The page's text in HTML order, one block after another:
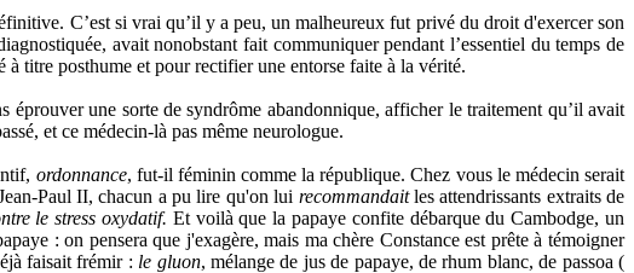
C’est si vrai qu’il y a peu, un malheureux fut privé du droit d'exercer son
avait nonobstant fait communiquer pendant l’essentiel du temps de
titre posthume et pour rectifier une entorse faite à la vérité.
une sorte de syndrôme abandonnique, afficher le traitement qu’il avait
et ce médecin-là pas même neurologue.
ordonnance, fut-il féminin comme la république. Chez vous le médecin serait
Paul II, chacun a pu lire qu'on lui recommandaitles attendrissants extraits de
le stress oxydatif. Et voilà que la papaye confite débarque du Cambodge, un
: on pensera que j'exagère, mais ma chère Constance est prête à témoigner
faisait frémir : le gluon, mélange de jus de papaye, de rhum blanc, de passoa (